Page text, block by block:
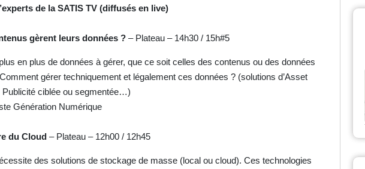
de la SATIS TV (diffusés en live)
gèrent leurs données ? – Plateau – 14h30 / 15h#5
en plus de données à gérer, que ce soit celles des contenus ou des données
gérer techniquement et légalement ces données ? (solutions d’Asset
Publicité ciblée ou segmentée…)
Génération Numérique
du Cloud – Plateau – 12h00 / 12h45
des solutions de stockage de masse (local ou cloud). Ces technologies